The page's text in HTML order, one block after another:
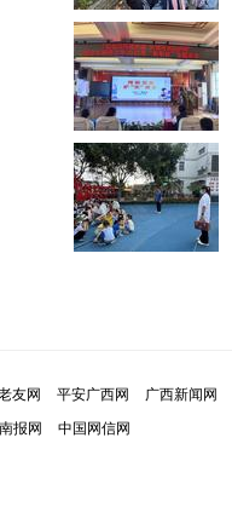
友网 平安广西网 广西新闻网
南报网 中国网信网